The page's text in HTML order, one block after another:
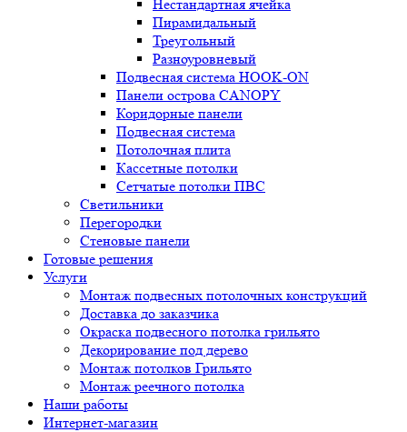
Нестандартная ячейка
Пирамидальный
Треугольный
Разноуровневый
Подвесная система HOOK-ON
Панели острова CANOPY
Коридорные панели
Подвесная система
Потолочная плита
Кассетные потолки
Сетчатые потолки ПВС
Светильники
Перегородки
Стеновые панели
Готовые решения
Услуги
Монтаж подвесных потолочных конструкций
Доставка до заказчика
Окраска подвесного потолка грильято
Декорирование под дерево
Монтаж потолков Грильято
Монтаж реечного потолка
Наши работы
Интернет-магазин